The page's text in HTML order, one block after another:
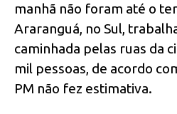
manhã não foram até o
Araranguá, no Sul,
caminhada pelas ruas da
mil pessoas, de acordo
PM não fez estimativa.